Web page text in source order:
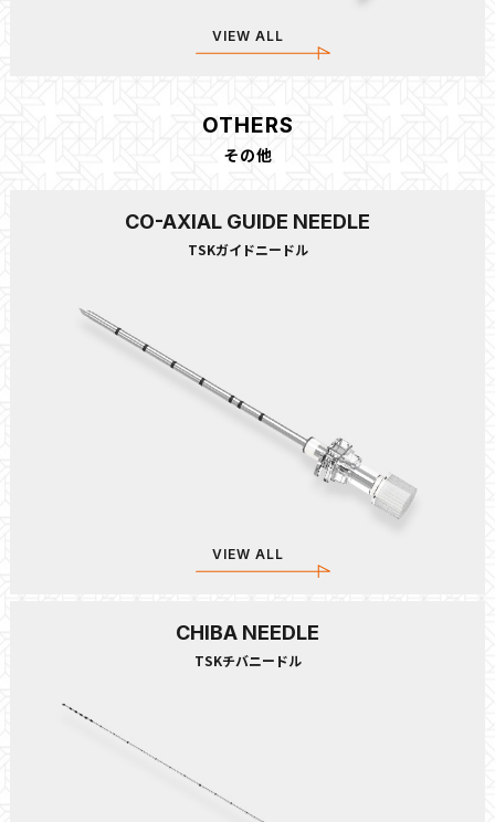
VIEW ALL
OTHERS
その他
CO-AXIAL GUIDE NEEDLE
TSKガイドニードル
VIEW ALL
CHIBA NEEDLE
TSKチバニードル